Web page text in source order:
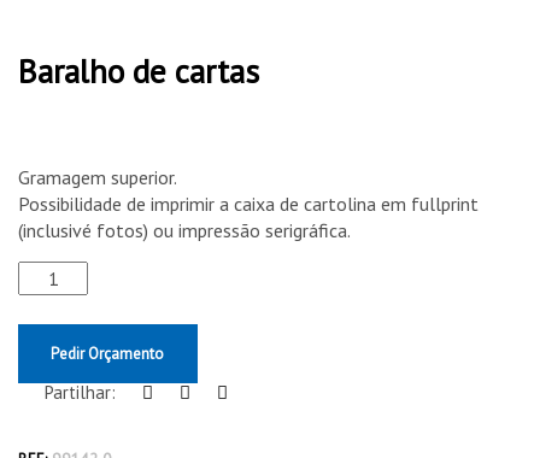
Baralho de cartas
Gramagem superior.
Possibilidade de imprimir a caixa de cartolina em fullprint
(inclusivé fotos) ou impressão serigráfica.
Pedir Orçamento
Partilhar: